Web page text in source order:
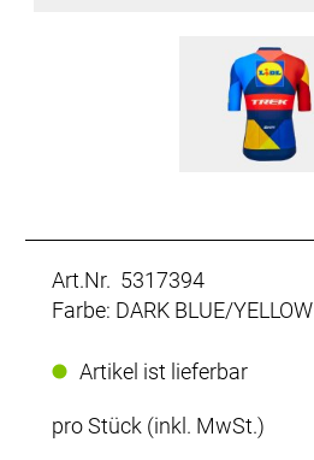
Art.Nr. 5317394
Farbe: DARK BLUE/YELLOW
Artikel ist lieferbar
pro Stück (inkl. MwSt.)